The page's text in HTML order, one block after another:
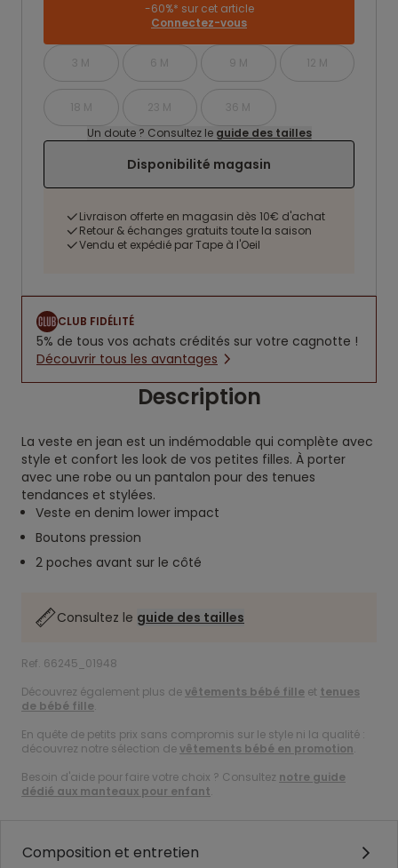
-60%* sur cet article
Connectez-vous
3 M 6 M 9 M 12 M
18 M 23 M
36 M
Un doute ? Consultez le guide des tailles
Disponibilité magasin
Livraison offerte en magasin dès 10€ d'achat
Retour & échanges gratuits toute la saison
Vendu et expédié par Tape à l'Oeil
CLUB FIDÉLITÉ
5% de tous vos achats crédités sur votre cagnotte !
Découvrir tous les avantages
Description
La veste en jean est un indémodable qui complète avec
style et confort les look de vos petites filles. À porter
avec une robe ou un pantalon pour des tenues
tendances et stylées.
Veste en denim lower impact
Boutons pression
2 poches avant sur le côté
Consultez le guide des tailles
Ref. 66245_01948
Découvrez également plus devêtements bébé fille et tenues
de bébé fille.
En quête de petits prix sans compromis sur le style ni la qualité :
découvrez notre sélection devêtements bébé en promotion.
Besoin d'aide pour faire votre choix ? Consultez notre guide
dédié aux manteaux pour enfant.
Composition et entretien